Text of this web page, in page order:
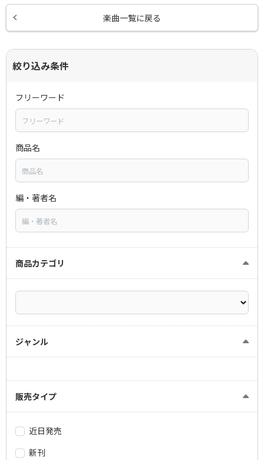
楽曲一覧に戻る
絞り込み条件
フリーワード
商品名
編・著者名
商品カテゴリ
ジャンル
販売タイプ
近日発売
新刊